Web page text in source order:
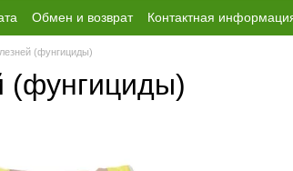
Обмен и возврат Контактная
(фунгициды)
(фунгициды)